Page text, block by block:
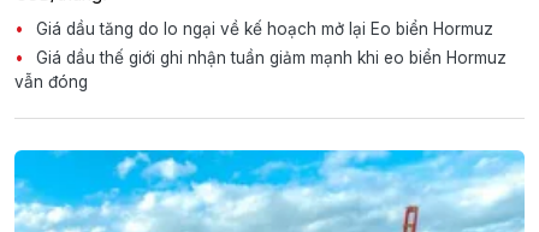
Giá dầu tăng do lo ngại về kế hoạch mở lại Eo biển Hormuz
Giá dầu thế giới ghi nhận tuần giảm mạnh khi eo biển Hormuz
vẫn đóng